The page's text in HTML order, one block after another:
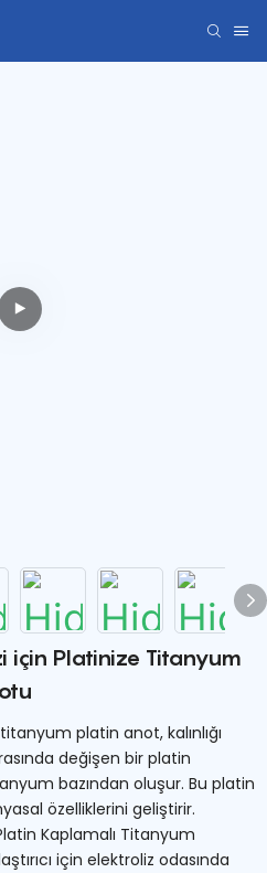
için Platinize Titanyum
platin anot, kalınlığı
değişen bir platin
bazından oluşur. Bu platin
özelliklerini geliştirir.
Kaplamalı Titanyum
için elektroliz odasında